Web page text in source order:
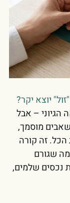
יוצא יקר?
הגיוני – אבל
מוסמך,
הכל. זה קורה
שגורם
30% או להחמצת נכסים שלמים,